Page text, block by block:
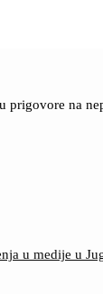
na
u medije u